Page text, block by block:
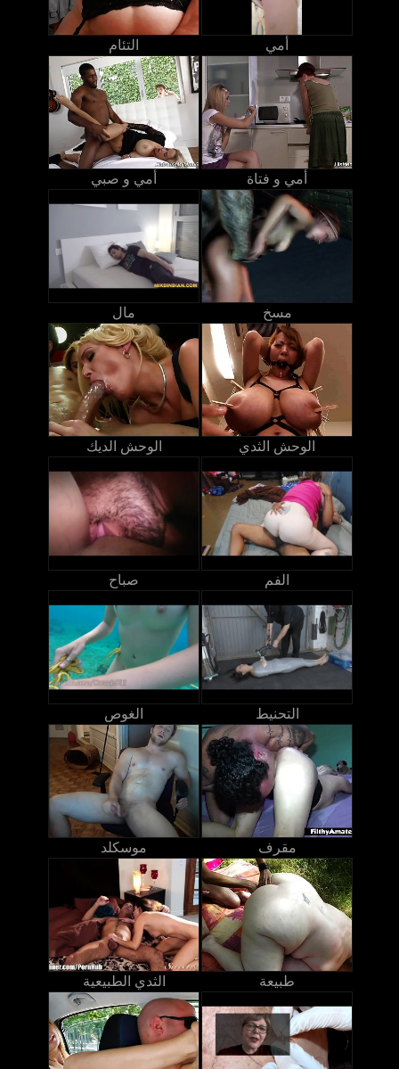
التئام أمي
أمي و صبي أمي و فتاة
مال مسخ
الوحش الديك الوحش الثدي
صباح الفم
الغوص التحنيط
موسكلد مقرف
الثدي الطبيعية طبيعة